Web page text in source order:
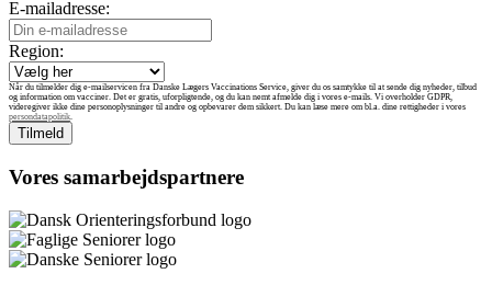
E-mailadresse:
Region:
Når du tilmelder dig e-mailservicen fra Danske Lægers Vaccinations Service, giver du os samtykke til at sende dig nyheder, tilbud
og information om vacciner. Det er gratis, uforpligtende, og du kan nemt afmelde dig i vores e-mails. Vi overholder GDPR,
videregiver ikke dine personoplysninger til andre og opbevarer dem sikkert. Du kan læse mere om bl.a. dine rettigheder i vores
persondatapolitik.
Vores samarbejdspartnere